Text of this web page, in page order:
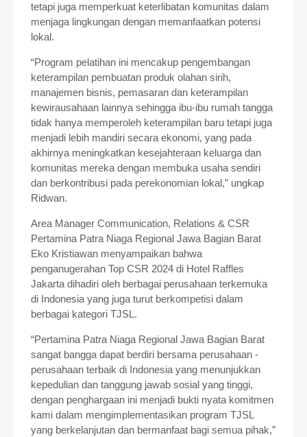
tetapi juga memperkuat keterlibatan komunitas dalam
menjaga lingkungan dengan memanfaatkan potensi
lokal.
“Program pelatihan ini mencakup pengembangan
keterampilan pembuatan produk olahan sirih,
manajemen bisnis, pemasaran dan keterampilan
kewirausahaan lainnya sehingga ibu-ibu rumah tangga
tidak hanya memperoleh keterampilan baru tetapi juga
menjadi lebih mandiri secara ekonomi, yang pada
akhirnya meningkatkan kesejahteraan keluarga dan
komunitas mereka dengan membuka usaha sendiri
dan berkontribusi pada perekonomian lokal,” ungkap
Ridwan.
Area Manager Communication, Relations & CSR
Pertamina Patra Niaga Regional Jawa Bagian Barat
Eko Kristiawan menyampaikan bahwa
penganugerahan Top CSR 2024 di Hotel Raffles
Jakarta dihadiri oleh berbagai perusahaan terkemuka
di Indonesia yang juga turut berkompetisi dalam
berbagai kategori TJSL.
“Pertamina Patra Niaga Regional Jawa Bagian Barat
sangat bangga dapat berdiri bersama perusahaan -
perusahaan terbaik di Indonesia yang menunjukkan
kepedulian dan tanggung jawab sosial yang tinggi,
dengan penghargaan ini menjadi bukti nyata komitmen
kami dalam mengimplementasikan program TJSL
yang berkelanjutan dan bermanfaat bagi semua pihak,”